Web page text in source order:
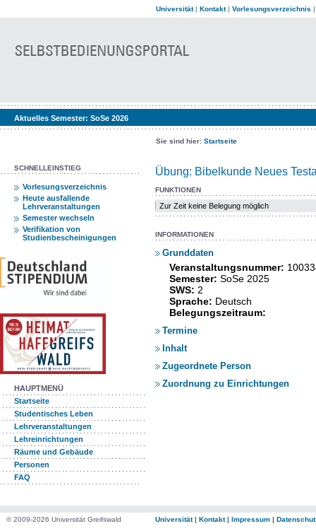
Universität| Kontakt| Vorlesungsverzeichnis
Aktuelles Semester: SoSe 2026
Sie sind hier: Startseite
SCHNELLEINSTIEG
Vorlesungsverzeichnis
Heute ausfallende
Lehrveranstaltungen
Semester wechseln
Verifikation von
Studienbescheinigungen
HAUPTMENÜ
Startseite
Studentisches Leben
Lehrveranstaltungen
Lehreinrichtungen
Räume und Gebäude
Personen
FAQ
Übung: Bibelkunde Neues
FUNKTIONEN
Zur Zeit keine Belegung möglich
INFORMATIONEN
Grunddaten
Veranstaltungsnummer:
Semester: SoSe 2025
SWS: 2
Sprache: Deutsch
Belegungszeitraum:
Termine
Inhalt
Zugeordnete Person
Zuordnung zu Einrichtungen
© 2009-2026 Universität Greifswald Universität| Kontakt| Impressum |